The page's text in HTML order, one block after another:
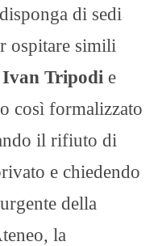
di sedi
ospitare simili
Ivan Tripodi e
così formalizzato
il rifiuto di
e chiedendo
della
la